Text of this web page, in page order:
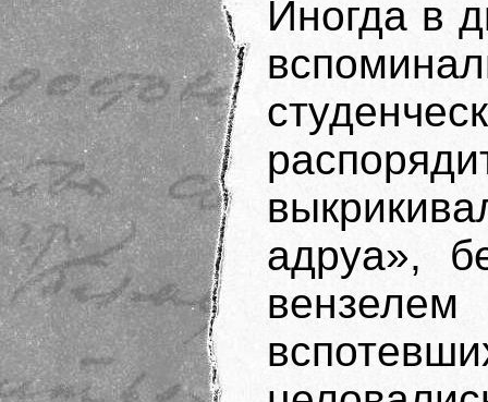
Иногда в
адруа»,